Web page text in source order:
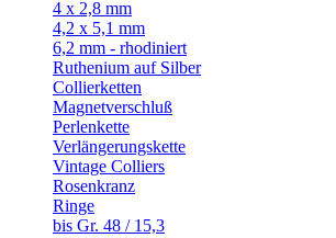
4 x 2,8 mm
4,2 x 5,1 mm
6,2 mm - rhodiniert
Ruthenium auf Silber
Collierketten
Magnetverschluß
Perlenkette
Verlängerungskette
Vintage Colliers
Rosenkranz
Ringe
bis Gr. 48 / 15,3